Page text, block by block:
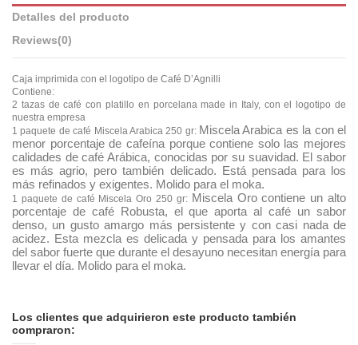
Detalles del producto
Reviews(0)
Caja imprimida con el logotipo de Café D’Agnilli
Contiene:
2 tazas de café con platillo en porcelana made in Italy, con el logotipo de
nuestra empresa
1 paquete de café Miscela Arabica 250 gr: Miscela Arabica es la con el
menor porcentaje de cafeína porque contiene solo las mejores
calidades de café Arábica, conocidas por su suavidad. El sabor
es más agrio, pero también delicado. Está pensada para los
más refinados y exigentes. Molido para el moka.
1 paquete de café Miscela Oro 250 gr: Miscela Oro contiene un alto
porcentaje de café Robusta, el que aporta al café un sabor
denso, un gusto amargo más persistente y con casi nada de
acidez. Esta mezcla es delicada y pensada para los amantes
del sabor fuerte que durante el desayuno necesitan energía para
llevar el día. Molido para el moka.
Los clientes que adquirieron este producto también
compraron: